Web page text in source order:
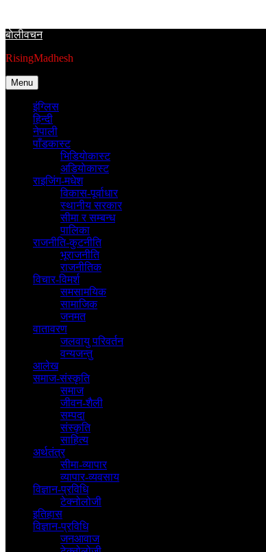
content
बाेलीवचन
RisingMadhesh
Menu
इंग्लिस
हिन्दी
नेपाली
पाँडकास्ट
भिडियाेकास्ट
अडियाेकास्ट
राइजिंग-मधेश
विकास-पूर्वाधार
स्थानीय सरकार
सीमा र सम्बन्ध
पालिका
राजनीति-कुटनीति
भूराजनीति
राजनीतिक
विचार-विमर्श
समसामयिक
सामाजिक
जनमत
वातावरण
जलवायु परिवर्तन
वन्यजन्तु
आलेख
समाज-संस्कृति
समाज
जीवन-शैली
सम्पदा
संस्कृति
साहित्य
अर्थतंत्र
सीमा-व्यापार
व्यापार-व्यवसाय
विज्ञान-प्रविधि
टेक्नोलोजी
इतिहास
विज्ञान-प्रविधि
जनआवाज